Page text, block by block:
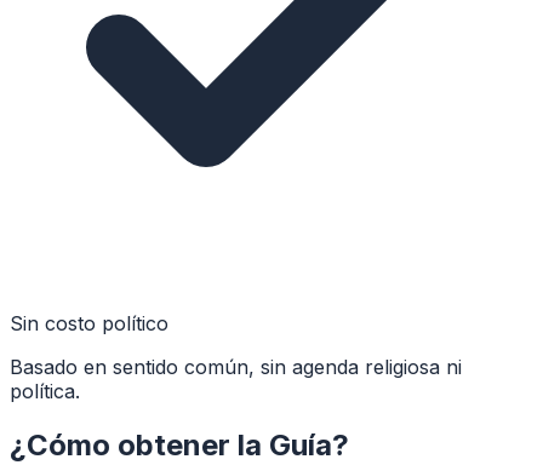
Sin costo político
Basado en sentido común, sin agenda religiosa ni
política.
¿Cómo obtener la Guía?